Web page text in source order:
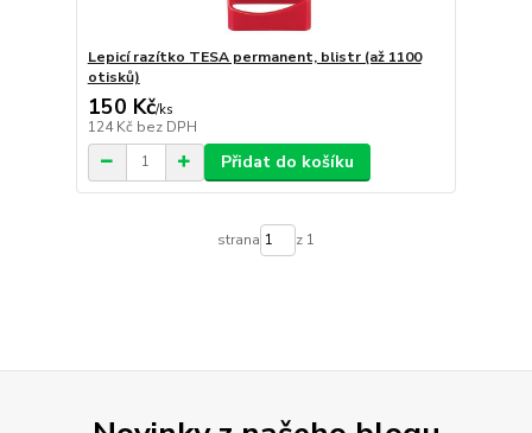
Lepicí razítko TESA permanent, blistr (až 1100
otisků)
150 Kč/ks
124 Kč bez DPH
Přidat do košíku
strana z 1